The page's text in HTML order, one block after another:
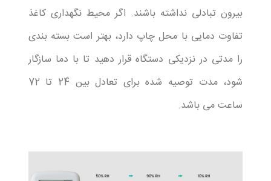
بیرون تبادلی نداشته باشند. اگر محیط نگهداری کاغذ
تفاوت دمایی با محل چاپ دارد، بهتر است بسته بندی
را مدتی در نزدیکی دستگاه قرار دهید تا با دما سازگار
شود، مدت توصیه شده برای تعادل بین 24 تا 72
ساعت می باشد.